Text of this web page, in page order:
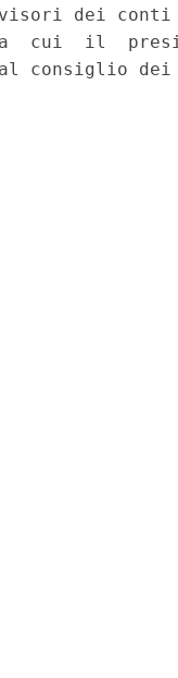
dei
il
consiglio